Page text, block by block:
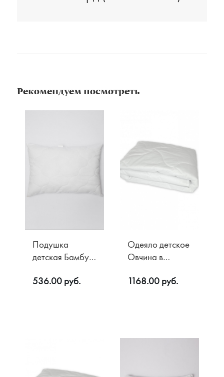
Акции
Рекомендуем посмотреть
Подушка
детская Бамбук
536.00 руб.
Одеяло детское
Овчина в
м2 110х140
1168.00 руб.